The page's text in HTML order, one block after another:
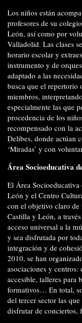
Los niños están
profesores de su
León, así como por
Valladolid. Las clases
horario escolar y
instrumento y de
adaptado a las
busca que el repertorio
miembros,
especialmente las que
procedencia de los
recompensado con la
Delibes, donde actúan
‘Miradas’ y con
Área Socioeducativa
El Área
León y el Centro
con el objetivo claro de
Castilla y León, a
acceso universal a la
y sea disfrutada por
integración y de
2010, se han
asociaciones y centros:
accesible, talleres para
formativos… En total,
del tercer sector las
disfrutar de conciertos,